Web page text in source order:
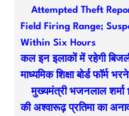
Attempted Theft
Field Firing Range;
Within Six Hours
कल इन इलाकों में रहेगी
माध्यमिक शिक्षा बोर्ड फॉर्म
मुख्यमंत्री भजनलाल शर्मा
की अश्वारूढ़ प्रतिमा का